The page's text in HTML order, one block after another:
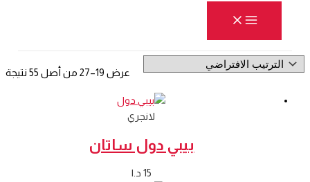
عرض 19–27 من أصل 55 نتيجة
لانجري
بيبي دول ساتان
15 د.ا